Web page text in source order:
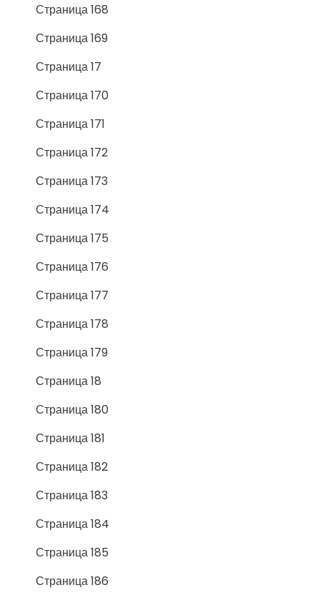
Страница 168
Страница 169
Страница 17
Страница 170
Страница 171
Страница 172
Страница 173
Страница 174
Страница 175
Страница 176
Страница 177
Страница 178
Страница 179
Страница 18
Страница 180
Страница 181
Страница 182
Страница 183
Страница 184
Страница 185
Страница 186